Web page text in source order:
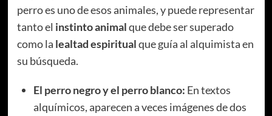
perro es uno de esos animales, y puede representar
tanto el instinto animalque debe ser superado
como la lealtad espiritualque guía al alquimista en
su búsqueda.
El perro negro y el perro blanco: En textos
alquímicos, aparecen a veces imágenes de dos